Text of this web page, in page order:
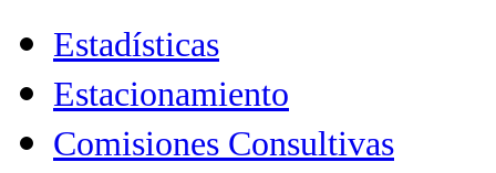
Estadísticas
Estacionamiento
Comisiones Consultivas